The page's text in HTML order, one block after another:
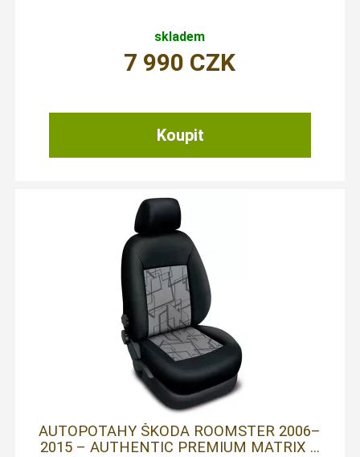
skladem
7 990 CZK
AUTOPOTAHY ŠKODA ROOMSTER 2006–
2015 – AUTHENTIC PREMIUM MATRIX ...